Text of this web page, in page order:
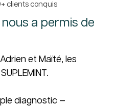
clients conquis
a permis de
et Maïté, les
diagnostic —